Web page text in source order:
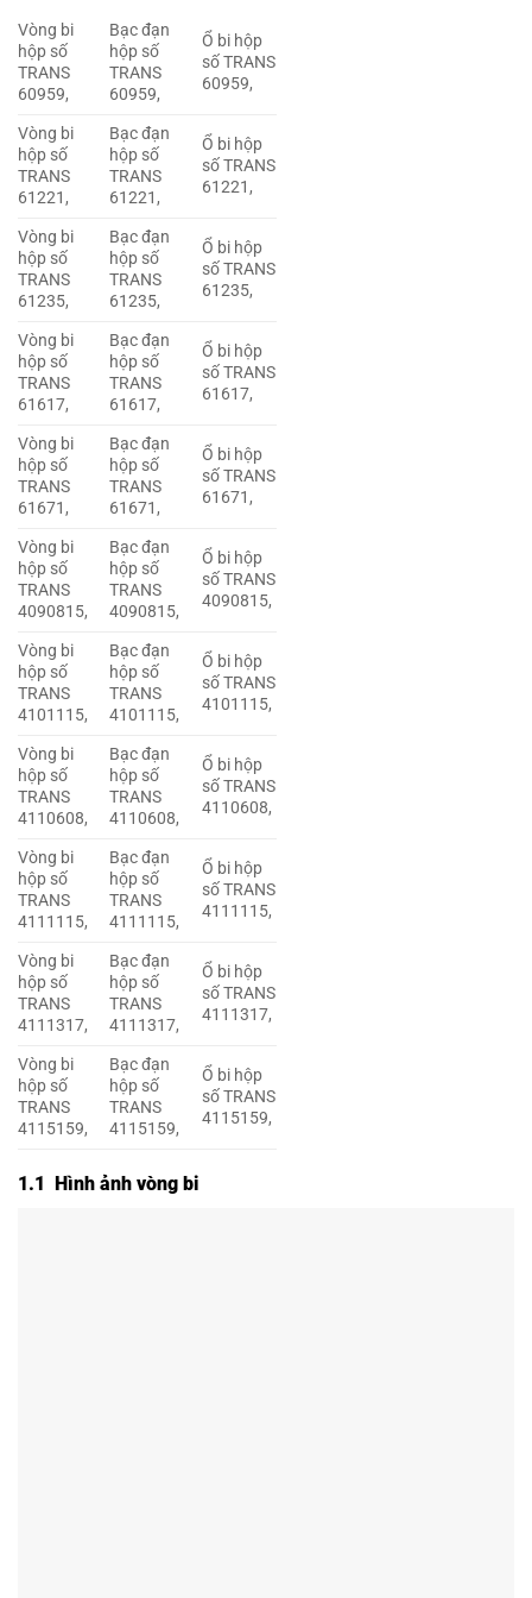
Vòng bi
hộp số
TRANS
60959,
Bạc đạn
hộp số
TRANS
60959,
Ổ bi hộp
số TRANS
60959,
Vòng bi
hộp số
TRANS
61221,
Bạc đạn
hộp số
TRANS
61221,
Ổ bi hộp
số TRANS
61221,
Vòng bi
hộp số
TRANS
61235,
Bạc đạn
hộp số
TRANS
61235,
Ổ bi hộp
số TRANS
61235,
Vòng bi
hộp số
TRANS
61617,
Bạc đạn
hộp số
TRANS
61617,
Ổ bi hộp
số TRANS
61617,
Vòng bi
hộp số
TRANS
61671,
Bạc đạn
hộp số
TRANS
61671,
Ổ bi hộp
số TRANS
61671,
Vòng bi
hộp số
TRANS
4090815,
Bạc đạn
hộp số
TRANS
4090815,
Ổ bi hộp
số TRANS
4090815,
Vòng bi
hộp số
TRANS
4101115,
Bạc đạn
hộp số
TRANS
4101115,
Ổ bi hộp
số TRANS
4101115,
Vòng bi
hộp số
TRANS
4110608,
Bạc đạn
hộp số
TRANS
4110608,
Ổ bi hộp
số TRANS
4110608,
Vòng bi
hộp số
TRANS
4111115,
Bạc đạn
hộp số
TRANS
4111115,
Ổ bi hộp
số TRANS
4111115,
Vòng bi
hộp số
TRANS
4111317,
Bạc đạn
hộp số
TRANS
4111317,
Ổ bi hộp
số TRANS
4111317,
Vòng bi
hộp số
TRANS
4115159,
Bạc đạn
hộp số
TRANS
4115159,
Ổ bi hộp
số TRANS
4115159,
1.1 Hình ảnh vòng bi